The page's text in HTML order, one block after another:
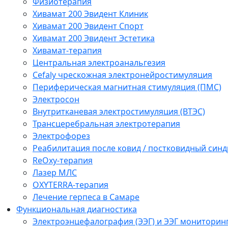
Хивамат 200 Эвидент Клиник
Хивамат 200 Эвидент Спорт
Хивамат 200 Эвидент Эстетика
Хивамат-терапия
Центральная электроанальгезия
Cefaly чреcкожная электронейростимуляция
Периферическая магнитная стимуляция (ПМС)
Электросон
Внутритканевая электростимуляция (ВТЭС)
Трансцеребральная электротерапия
Электрофорез
Реабилитация после ковид / постковидный
ReOxy-терапия
Лазер МЛС
OXYTERRA-терапия
Лечение герпеса в Самаре
Функциональная диагностика
Электроэнцефалография (ЭЭГ) и ЭЭГ